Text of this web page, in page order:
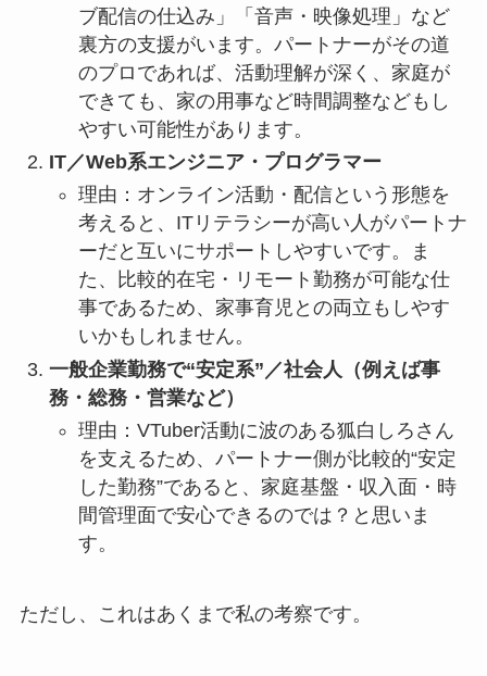
ブ配信の仕込み」「音声・映像処理」など
裏方の支援がいます。パートナーがその道
のプロであれば、活動理解が深く、家庭が
できても、家の用事など時間調整などもし
やすい可能性があります。
IT／Web系エンジニア・プログラマー
理由：オンライン活動・配信という形態を
考えると、ITリテラシーが高い人がパートナ
ーだと互いにサポートしやすいです。ま
た、比較的在宅・リモート勤務が可能な仕
事であるため、家事育児との両立もしやす
いかもしれません。
一般企業勤務で“安定系”／社会人（例えば事
務・総務・営業など）
理由：VTuber活動に波のある狐白しろさん
を支えるため、パートナー側が比較的“安定
した勤務”であると、家庭基盤・収入面・時
間管理面で安心できるのでは？と思いま
す。
ただし、これはあくまで私の考察です。